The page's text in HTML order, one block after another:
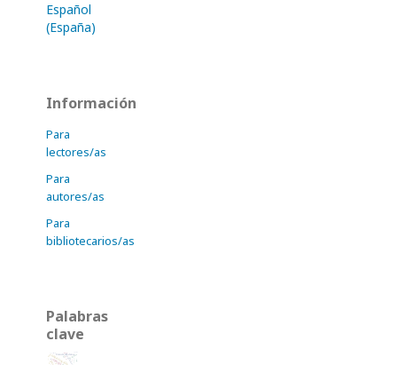
Español
(España)
Información
Para
lectores/as
Para
autores/as
Para
bibliotecarios/as
Palabras
clave
riesgo
conservación
Ciencia de datosvalores
Partículas atmosféricas
ICP-MS
Clima
prácticas agrícolas
web of science App
taxol